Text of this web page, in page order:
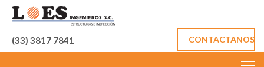
(33) 3817 7841 CONTACTANOS